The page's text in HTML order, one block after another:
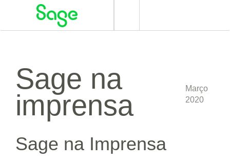
Alternar
navegação
Sage na
imprensa
Março
2020
Sage na Imprensa